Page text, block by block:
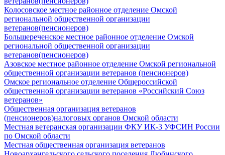
Колосовское местное районное отделение Омской
региональной общественной организации
ветеранов(пенсионеров)
Большереченское местное районное отделение Омской
региональной общественной организации
ветеранов(пенсионеров)
Азовское местное районное отделение Омской региональной
общественной организации ветеранов (пенсионеров)
Омское региональное отделение Общероссийской
общественной организации ветеранов «Российский Союз
ветеранов»
Общественная организация ветеранов
(пенсионеров)налоговых органов Омской области
Местная ветеранская организации ФКУ ИК-3 УФСИН России
по Омской области
Местная общественная организация ветеранов